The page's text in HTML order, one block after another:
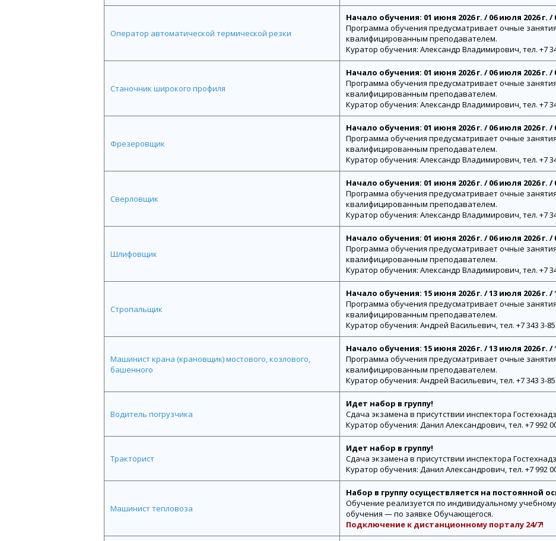
Оператор автоматической термической резки
Начало обучения: 01 июня 2026 г. / 06 июля 2026 г. /
Программа обучения предусматривает очные
квалифицированным преподавателем.
Куратор обучения: Александр Владимирович, тел. +7
Станочник широкого профиля
Начало обучения: 01 июня 2026 г. / 06 июля 2026 г. /
Программа обучения предусматривает очные
квалифицированным преподавателем.
Куратор обучения: Александр Владимирович, тел. +7
Фрезеровщик
Начало обучения: 01 июня 2026 г. / 06 июля 2026 г. /
Программа обучения предусматривает очные
квалифицированным преподавателем.
Куратор обучения: Александр Владимирович, тел. +7
Сверловщик
Начало обучения: 01 июня 2026 г. / 06 июля 2026 г. /
Программа обучения предусматривает очные
квалифицированным преподавателем.
Куратор обучения: Александр Владимирович, тел. +7
Шлифовщик
Начало обучения: 01 июня 2026 г. / 06 июля 2026 г. /
Программа обучения предусматривает очные
квалифицированным преподавателем.
Куратор обучения: Александр Владимирович, тел. +7
Стропальщик
Начало обучения: 15 июня 2026 г. / 13 июля 2026 г. /
Программа обучения предусматривает очные
квалифицированным преподавателем.
Куратор обучения: Андрей Васильевич, тел. +7 343 3-
Машинист крана (крановщик) мостового, козлового,
башенного
Начало обучения: 15 июня 2026 г. / 13 июля 2026 г. /
Программа обучения предусматривает очные
квалифицированным преподавателем.
Куратор обучения: Андрей Васильевич, тел. +7 343 3-
Водитель погрузчика
Идет набор в группу!
Сдача экзамена в присутствии инспектора
Куратор обучения: Данил Александрович, тел. +7 992
Тракторист
Идет набор в группу!
Сдача экзамена в присутствии инспектора
Куратор обучения: Данил Александрович, тел. +7 992
Машинист тепловоза
Набор в группу осуществляется на постоянной
Обучение реализуется по индивидуальному
обучения — по заявке Обучающегося.
Подключение к дистанционному порталу 24/7!